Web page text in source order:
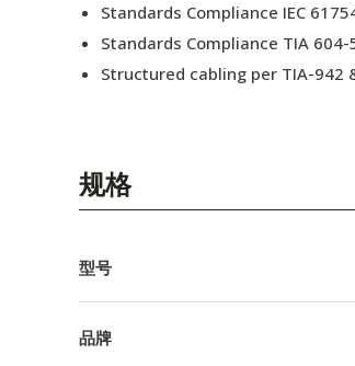
Standards Compliance IEC
Standards Compliance TIA 604-
Structured cabling per TIA-942
规格
型号
品牌